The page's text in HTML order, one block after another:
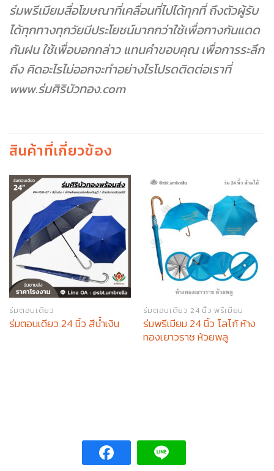
ร่มพรีเมียมสื่อโฆษณาที่เคลื่อนที่ไปได้ทุกที่ ถึงตัวผู้รับ
ได้ทุกทางทุกวัยมีประโยชน์มากกว่าใช้เพื่อกางกันแดด
กันฝน ใช้เพื่อบอกกล่าว แทนคำขอบคุณ เพื่อการระลึก
ถึง คิดอะไรไม่ออกจะทำอย่างไรโปรดติดต่อเราที่
www.ร่มศิริบัวทอง.com
สินค้าที่เกี่ยวข้อง
ร่มตอนเดียว
ร่มตอนเดียว 24 นิ้ว สีน้ำเงิน
ร่มตอนเดียว 24 นิ้ว พรีเมียม
ร่มพรีเมียม 24 นิ้ว โลโก้ ห้าง
ทองเยาวราช ห้วยพลู